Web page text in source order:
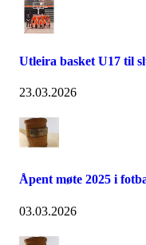
Utleira basket U17 til
23.03.2026
Åpent møte 2025 i
03.03.2026